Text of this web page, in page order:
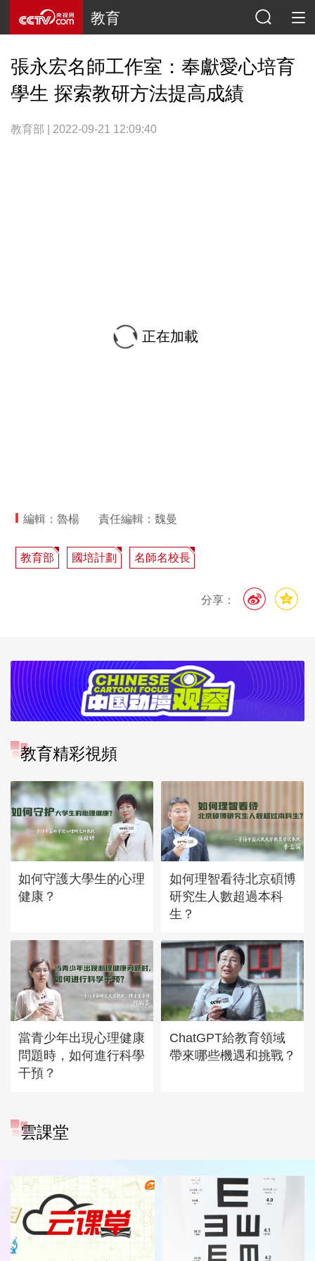
教育
張永宏名師工作室：奉獻愛心培育
學生 探索教研方法提高成績
教育部 | 2022-09-21 12:09:40
正在加載
編輯：魯楊 責任編輯：魏曼
教育部 國培計劃 名師名校長
分享：
教育精彩視頻
如何守護大學生的心理
健康？
如何理智看待北京碩博
研究生人數超過本科
生？
當青少年出現心理健康
問題時，如何進行科學
干預？
ChatGPT給教育領域
帶來哪些機遇和挑戰？
雲課堂